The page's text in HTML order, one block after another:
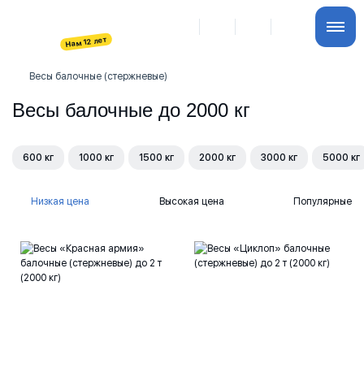
Весы балочные (стержневые)
Весы балочные до 2000 кг
600 кг 1000 кг 1500 кг 2000 кг 3000 кг 5000 кг
Низкая цена Высокая цена Популярные